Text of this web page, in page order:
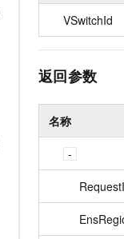
VSwitchId
返回参数
名称